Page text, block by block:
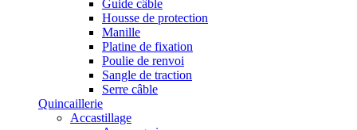
Guide câble
Housse de protection
Manille
Platine de fixation
Poulie de renvoi
Sangle de traction
Serre câble
Quincaillerie
Accastillage